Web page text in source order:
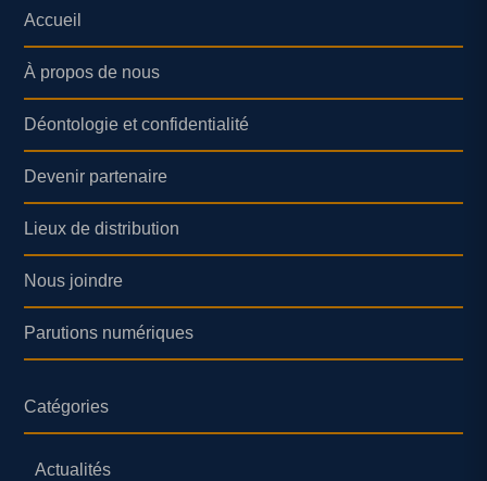
Accueil
À propos de nous
Déontologie et confidentialité
Devenir partenaire
Lieux de distribution
Nous joindre
Parutions numériques
Catégories
Actualités